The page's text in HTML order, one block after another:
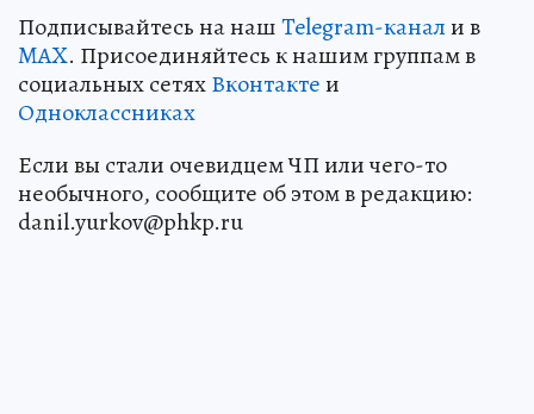
Подписывайтесь на нашTelegram-канали в
MAX. Присоединяйтесь к нашим группам в
социальных сетяхВконтактеи
Одноклассниках
Если вы стали очевидцем ЧП или чего-то
необычного, сообщите об этом в редакцию:
danil.yurkov@phkp.ru